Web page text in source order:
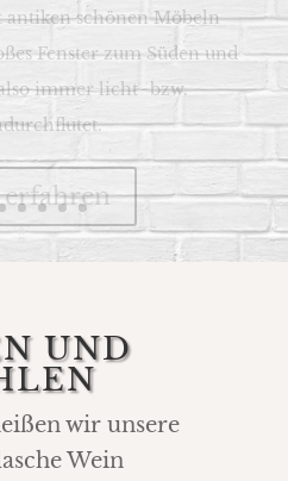
Fenster zum Süden und
immer licht- bzw.
UND W
wir unsere
Wein